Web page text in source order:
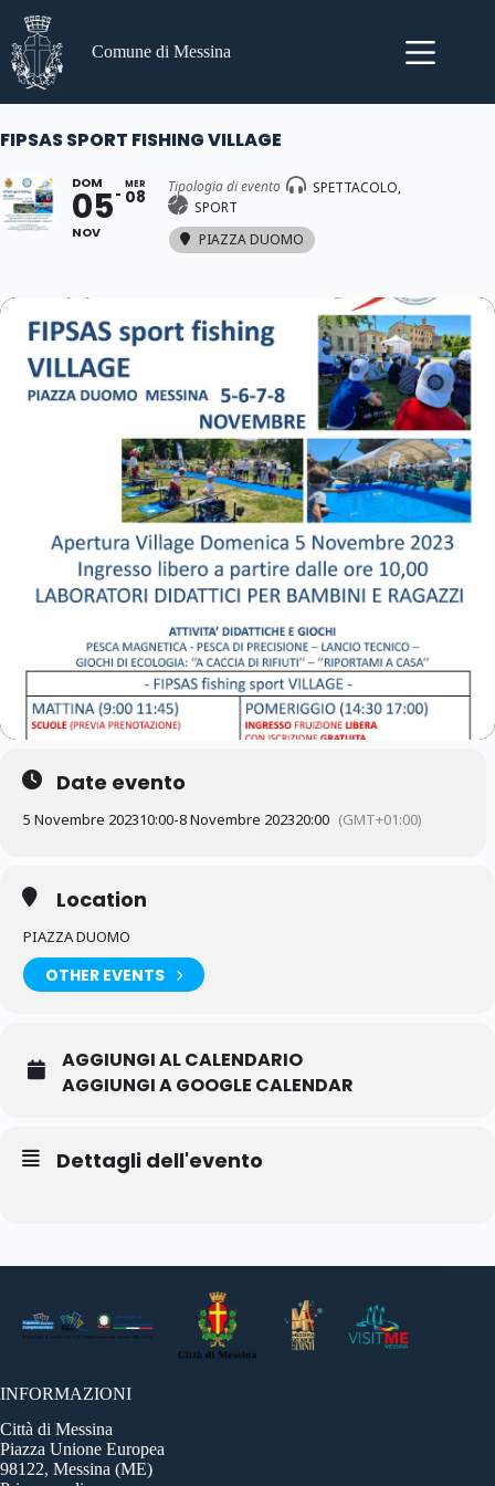
contenuto
Comune di Messina
FIPSAS SPORT FISHING VILLAGE
DOM
05
NOV
MER
08 Tipologia di evento
SPETTACOLO,
SPORT
PIAZZA DUOMO
Date evento
5 Novembre 202310:00-8 Novembre 202320:00 (GMT+01:00)
Location
PIAZZA DUOMO
OTHER EVENTS
AGGIUNGI AL CALENDARIO
AGGIUNGI A GOOGLE CALENDAR
Dettagli dell'evento
INFORMAZIONI
Città di Messina
Piazza Unione Europea
98122, Messina (ME)